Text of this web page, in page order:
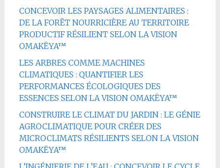
CONCEVOIR LES PAYSAGES ALIMENTAIRES :
DE LA FORÊT NOURRICIÈRE AU TERRITOIRE
PRODUCTIF RÉSILIENT SELON LA VISION
OMAKËYA™
LES ARBRES COMME MACHINES
CLIMATIQUES : QUANTIFIER LES
PERFORMANCES ÉCOLOGIQUES DES
ESSENCES SELON LA VISION OMAKËYA™
CONSTRUIRE LE CLIMAT DU JARDIN : LE GÉNIE
AGROCLIMATIQUE POUR CRÉER DES
MICROCLIMATS RÉSILIENTS SELON LA VISION
OMAKËYA™